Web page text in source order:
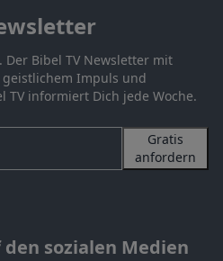
Bibel TV Newsletter mit
Impuls und
TV informiert Dich jede Woche.
Gratis
anfordern
den sozialen Medien